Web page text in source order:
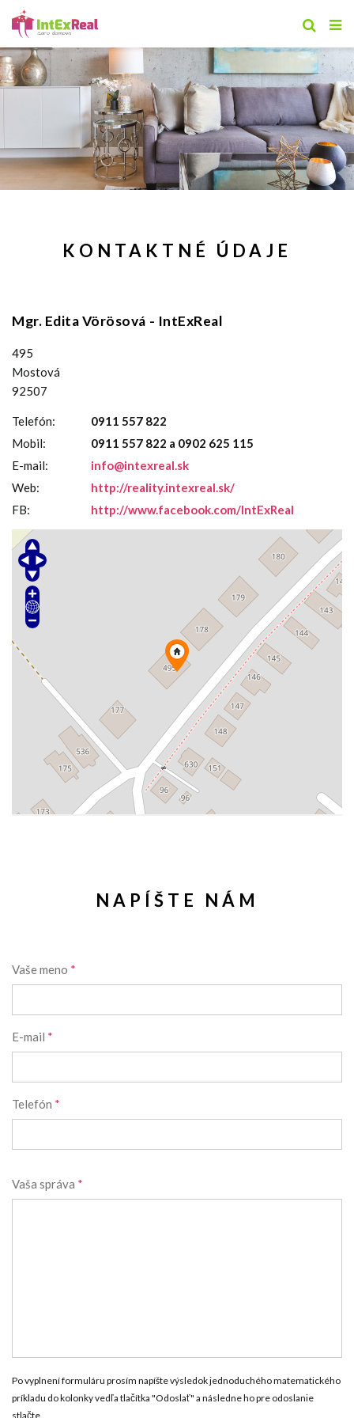
KONTAKTNÉ ÚDAJE
Mgr. Edita Vörösová - IntExReal
495
Mostová
92507
Telefón:
0911 557 822
Mobil:
0911 557 822 a 0902 625 115
E-mail:
info@intexreal.sk
Web:
http://reality.intexreal.sk/
FB:
http://www.facebook.com/IntExReal
NAPÍŠTE NÁM
Vaše meno *
E-mail *
Telefón *
Vaša správa *
Po vyplnení formuláru prosím napíšte výsledok jednoduchého matematického
príkladu do kolonky vedľa tlačítka "Odoslať" a následne ho pre odoslanie
stlačte.